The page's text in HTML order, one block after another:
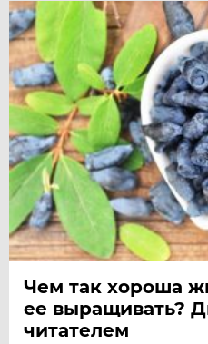
Чем так хороша
ее выращивать?
читателем